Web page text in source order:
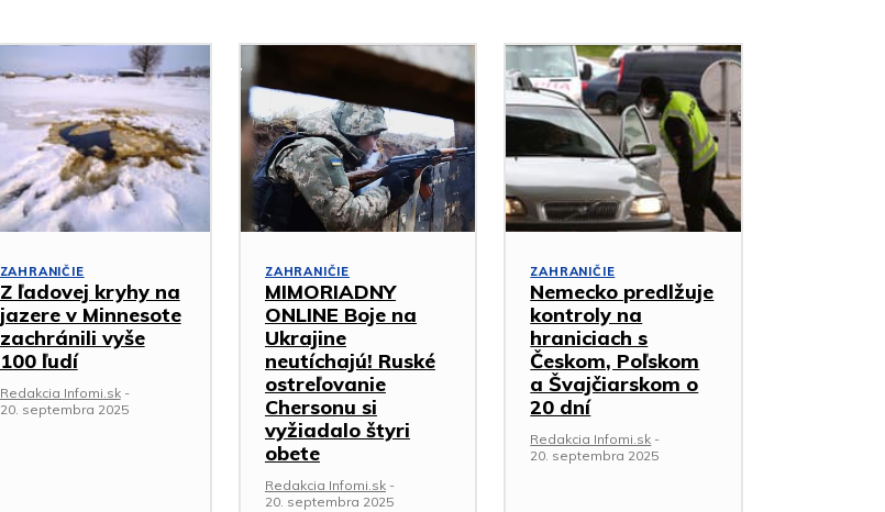
ZAHRANIČIE
Z ľadovej kryhy na
jazere v Minnesote
zachránili vyše
100 ľudí
Redakcia Infomi.sk -
20. septembra 2025
ZAHRANIČIE
MIMORIADNY
ONLINE Boje na
Ukrajine
neutíchajú! Ruské
ostreľovanie
Chersonu si
vyžiadalo štyri
obete
Redakcia Infomi.sk -
20. septembra 2025
ZAHRANIČIE
Nemecko predlžuje
kontroly na
hraniciach s
Českom, Poľskom
a Švajčiarskom o
20 dní
Redakcia Infomi.sk -
20. septembra 2025